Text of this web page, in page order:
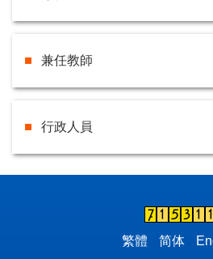
兼任教師
行政人員
繁體 简体